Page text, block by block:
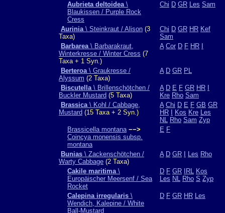
Aubrieta deltoidea\
Blaukissen / Purple Rock
Cress
Chi D GR Les Sam
Aurinia\ Steinkraut / Alison (3
Taxa)
Chi D GR HR Kef
Sam
Barbarea\ Barbarakraut,
Winterkresse / Winter Cress (7
Taxa + 1 Syn.)
A Cor D F HR
Berteroa\ Graukresse /
Alyssum (2 Taxa)
A D GR PL
Biscutella\ Brillenschötchen /
Buckler Mustard (5 Taxa)
A D E F GR HR
Kre Rho Sam
Brassica\ Kohl / Cabbage,
Mustard (15 Taxa + 2 Syn.)
A Chi D E F GB GR
HR
Kos Kre Les
NL Rho Sam Zyp
Brassicella montana −−>
Coincya monensis subsp.
montana
E F
Bunias \ Zackenschötchen /
Warty Cabbage (2 Taxa)
A D GR Les Rho
Cakile maritima\
Europäischer Meersenf / Sea
Rocket
D F GR IRL Kos
Les NL Rho S Zyp
Calepina irregularis \
Wendich, Kalepine / White
Ball-Mustard
D F GR HR Les